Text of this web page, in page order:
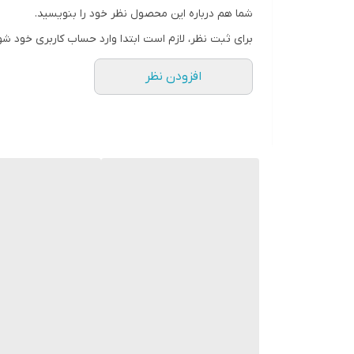
شما هم درباره این محصول نظر خود را بنویسید.
برای ثبت نظر، لازم است ابتدا وارد حساب کاربری خود
افزودن نظر